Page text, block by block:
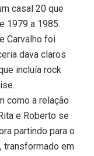
casal 20 que
1979 a 1985.
Carvalho foi
dava claros
incluía rock
como a relação
e Roberto se
partindo para o
transformado em